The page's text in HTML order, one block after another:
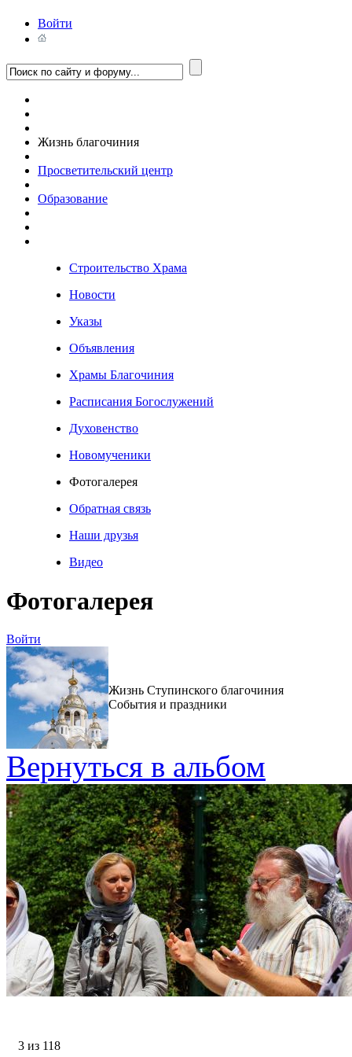
Войти
Жизнь благочиния
Просветительский центр
Образование
Строительство Храма
Новости
Указы
Объявления
Храмы Благочиния
Расписания Богослужений
Духовенство
Новомученики
Фотогалерея
Обратная связь
Наши друзья
Видео
Фотогалерея
Войти
Жизнь Ступинского благочиния
События и праздники
Вернуться в альбом
3 из 118